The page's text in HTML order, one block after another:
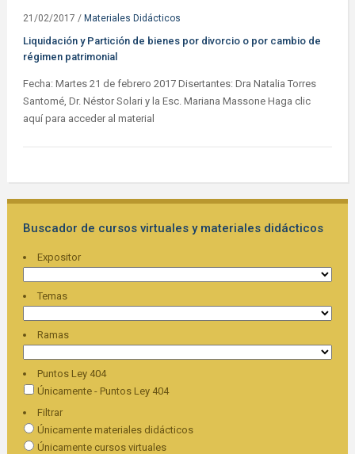
21/02/2017 / Materiales Didácticos
Liquidación y Partición de bienes por divorcio o por cambio de
régimen patrimonial
Fecha: Martes 21 de febrero 2017 Disertantes: Dra Natalia Torres
Santomé, Dr. Néstor Solari y la Esc. Mariana Massone Haga clic
aquí para acceder al material
Buscador de cursos virtuales y materiales didácticos
Expositor
Temas
Ramas
Puntos Ley 404
Únicamente - Puntos Ley 404
Filtrar
Únicamente materiales didácticos
Únicamente cursos virtuales